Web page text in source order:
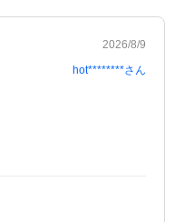
2026/8/9
hot********さん